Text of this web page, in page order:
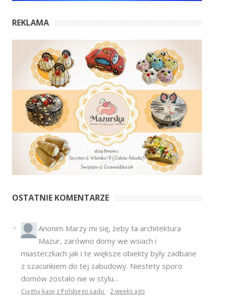
REKLAMA
OSTATNIE KOMENTARZE
Anonim Marzy mi się, żeby ta architektura
Mazur, zarówno domy we wsiach i
miasteczkach jak i te większe obiekty były zadbane
z szacunkiem do tej zabudowy. Niestety sporo
domów zostało nie w stylu...
Ciągną kasę z Polskiego Ładu · 2 weeks ago